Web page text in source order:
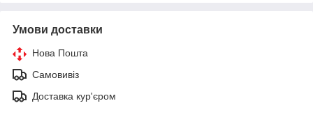
Умови доставки
Нова Пошта
Самовивіз
Доставка кур'єром